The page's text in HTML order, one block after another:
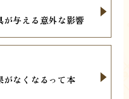
与える意外な影響
がなくなるって本